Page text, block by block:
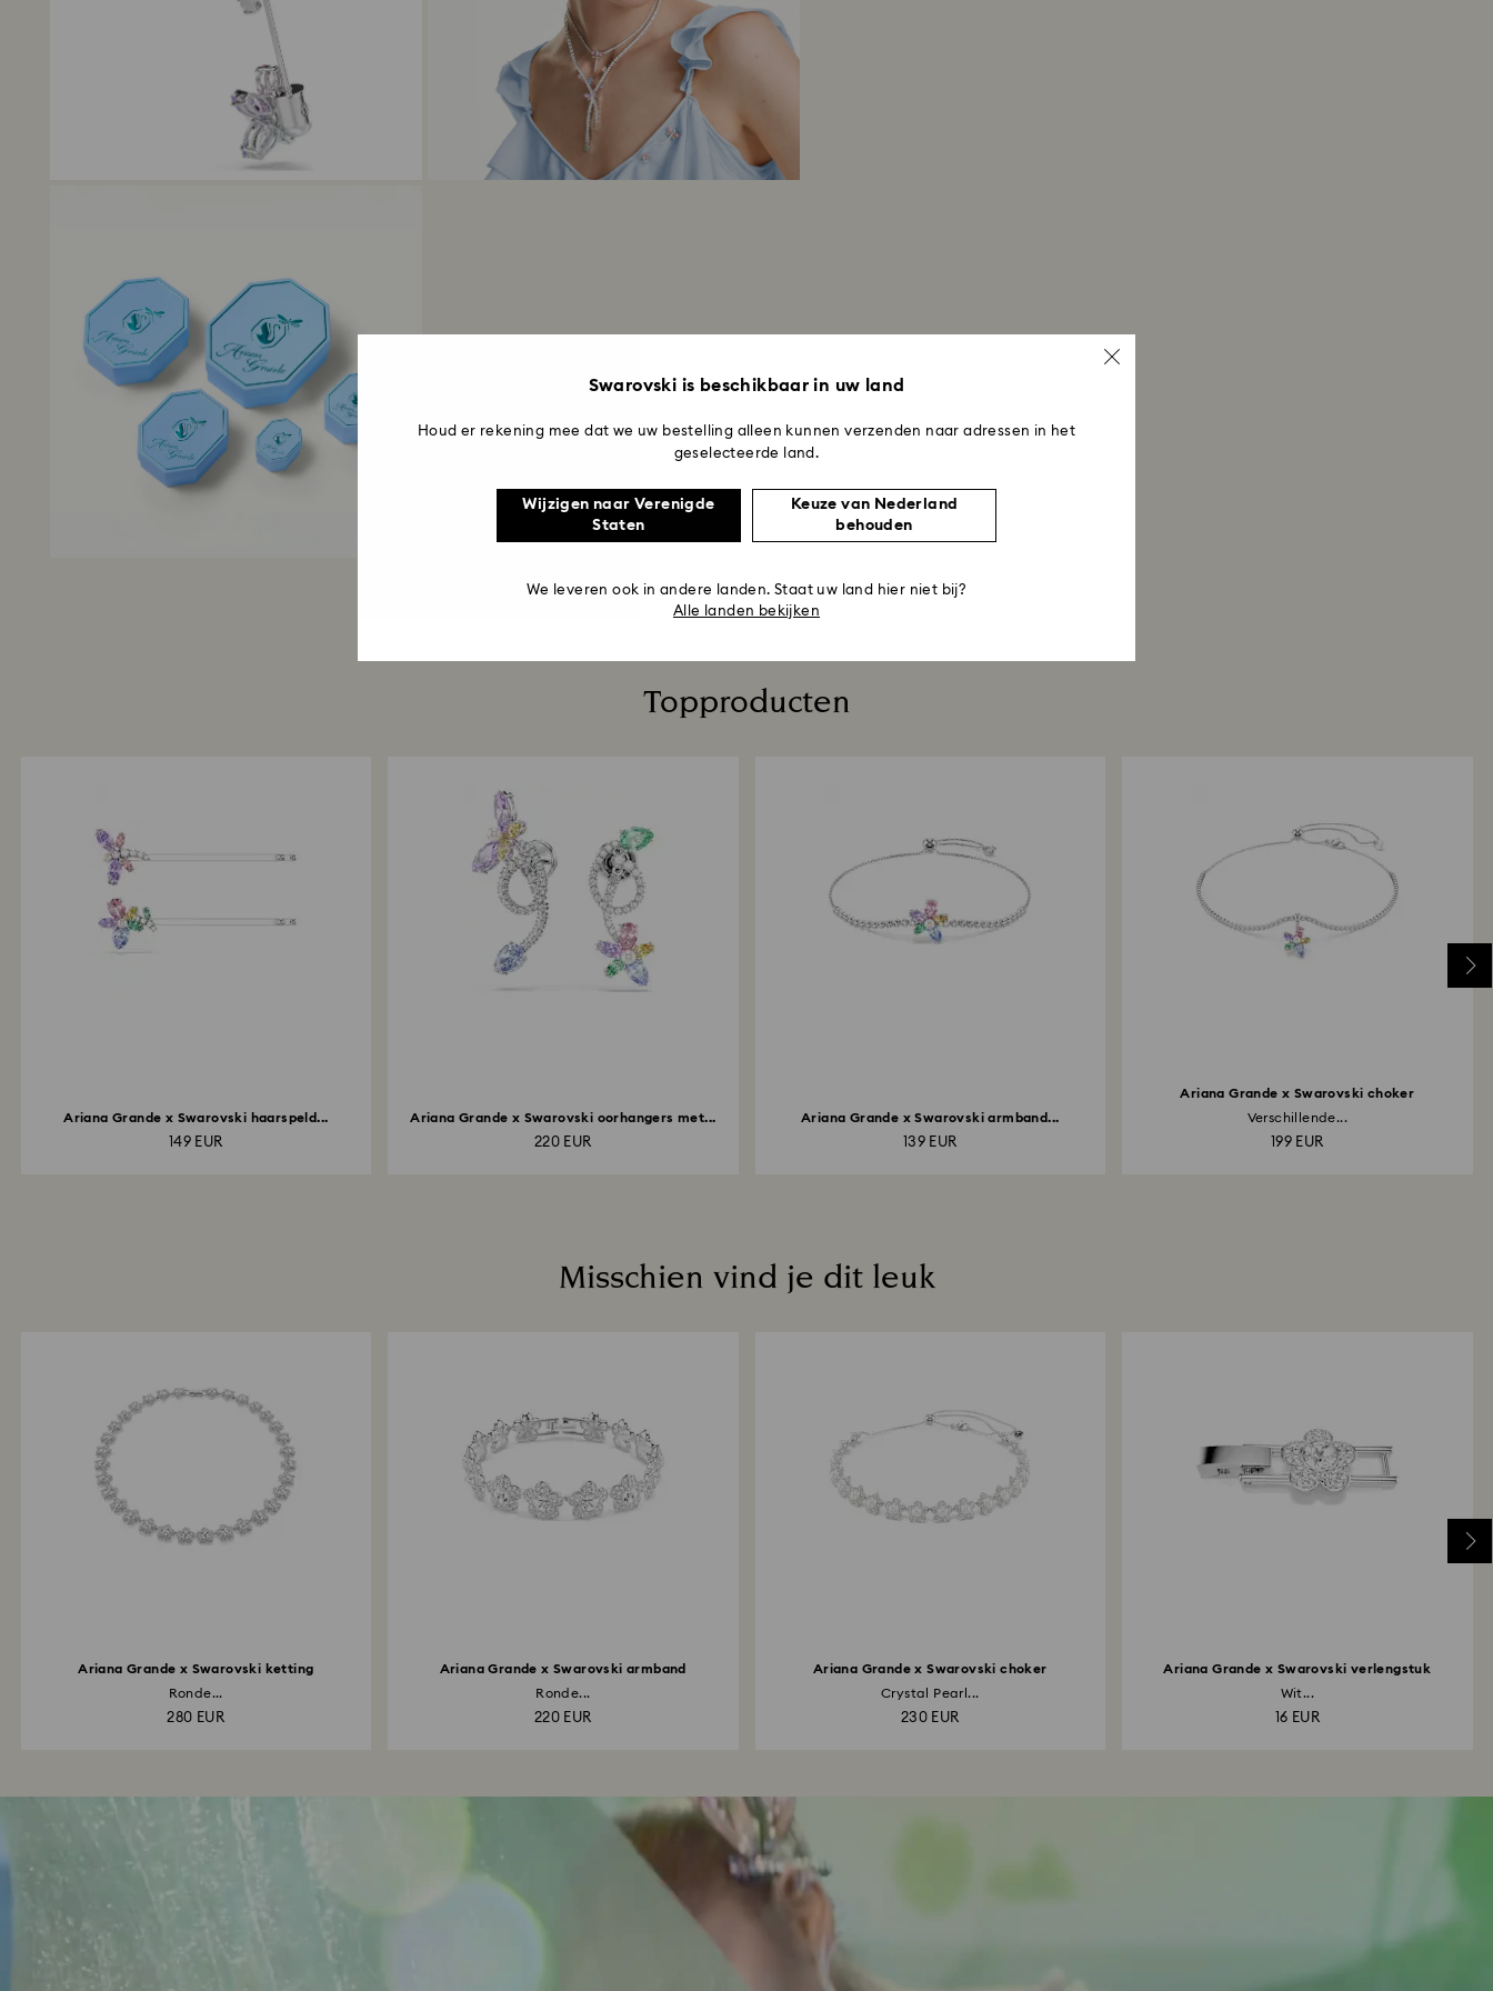
Topproducten
Ariana Grande x Swarovski haarspeld...
149 EUR
Ariana Grande x Swarovski oorhangers met...
220 EUR
Ariana Grande x Swarovski armband...
139 EUR
Ariana Grande x Swarovski choker
Verschillende...
199 EUR
Misschien vind je dit leuk
Ariana Grande x Swarovski ketting
Ronde...
280 EUR
Ariana Grande x Swarovski armband
Ronde...
220 EUR
Ariana Grande x Swarovski choker
Crystal Pearl...
230 EUR
Ariana Grande x Swarovski verlengstuk
Wit...
16 EUR
Swarovski is beschikbaar in uw land
Houd er rekening mee dat we uw bestelling alleen kunnen verzenden naar adressen in het
geselecteerde land.
Wijzigen naar Verenigde
Staten
Keuze van Nederland
behouden
We leveren ook in andere landen. Staat uw land hier niet bij?
Alle landen bekijken